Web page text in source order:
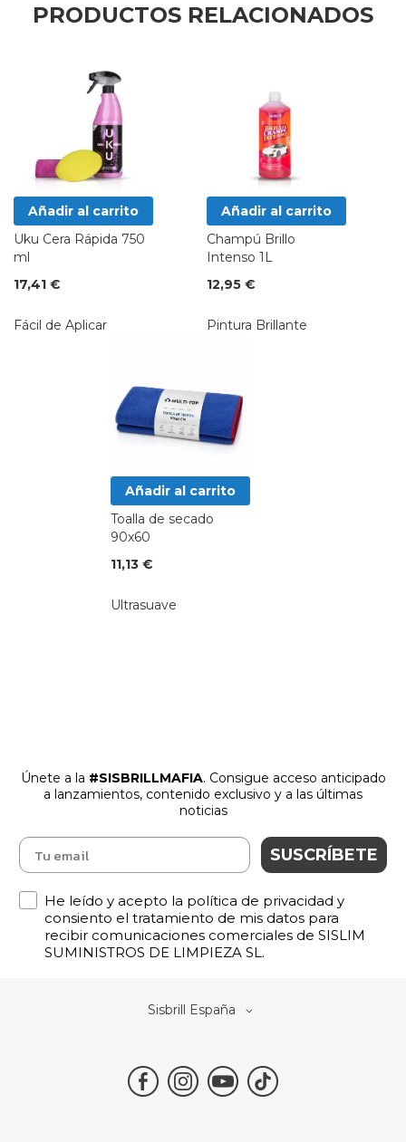
PRODUCTOS RELACIONADOS
Añadir al carrito
Uku Cera Rápida 750
ml
17,41 €
Fácil de Aplicar
Añadir al carrito
Champú Brillo
Intenso 1L
12,95 €
Pintura Brillante
Añadir al carrito
Toalla de secado
90x60
11,13 €
Ultrasuave
Únete a la #SISBRILLMAFIA. Consigue acceso anticipado
a lanzamientos, contenido exclusivo y a las últimas
noticias
SUSCRÍBETE
Política de Privacidad
He leído y acepto la política de privacidad y
consiento el tratamiento de mis datos para
recibir comunicaciones comerciales de SISLIM
SUMINISTROS DE LIMPIEZA SL.
Select
Sisbrill España